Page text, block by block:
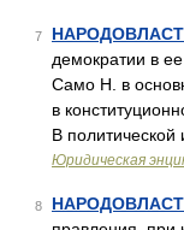
7
демократии в
Само Н. в
в
В политической
Юридическая
8